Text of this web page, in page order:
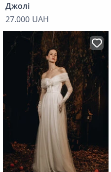
Джолі
27.000 UAH